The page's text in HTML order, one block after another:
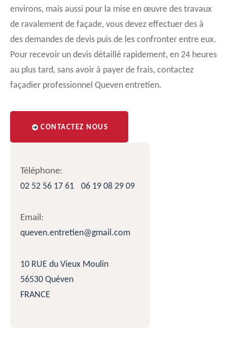
environs, mais aussi pour la mise en œuvre des travaux
de ravalement de façade, vous devez effectuer des à
des demandes de devis puis de les confronter entre eux.
Pour recevoir un devis détaillé rapidement, en 24 heures
au plus tard, sans avoir à payer de frais, contactez
façadier professionnel Queven entretien.
CONTACTEZ NOUS
Téléphone:
02 52 56 17 61
06 19 08 29 09
Email:
queven.entretien@gmail.com
10 RUE du Vieux Moulin
56530 Quéven
FRANCE